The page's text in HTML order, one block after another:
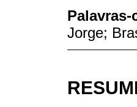
Palavras-
Jorge;